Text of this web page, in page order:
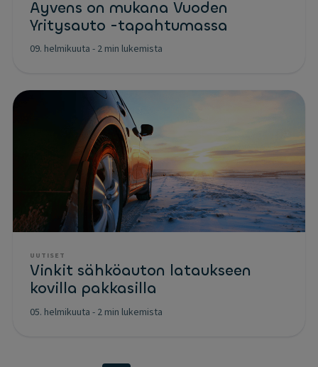
Ayvens on mukana Vuoden
Yritysauto -tapahtumassa
09. helmikuuta - 2 min lukemista
UUTISET
Vinkit sähköauton lataukseen
kovilla pakkasilla
05. helmikuuta - 2 min lukemista